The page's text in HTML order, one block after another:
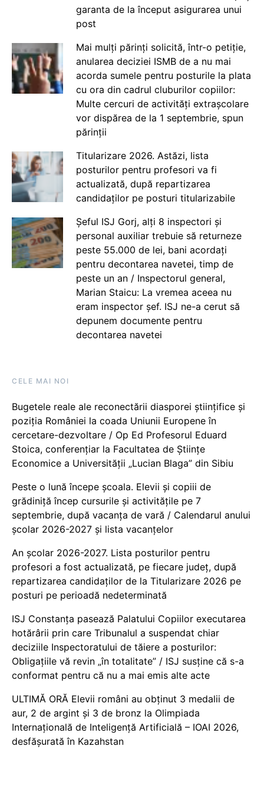
garanta de la început asigurarea unui
post
Mai mulți părinți solicită, într-o petiție,
anularea deciziei ISMB de a nu mai
acorda sumele pentru posturile la plata
cu ora din cadrul cluburilor copiilor:
Multe cercuri de activități extrașcolare
vor dispărea de la 1 septembrie, spun
părinții
Titularizare 2026. Astăzi, lista
posturilor pentru profesori va fi
actualizată, după repartizarea
candidaților pe posturi titularizabile
Șeful ISJ Gorj, alți 8 inspectori și
personal auxiliar trebuie să returneze
peste 55.000 de lei, bani acordați
pentru decontarea navetei, timp de
peste un an / Inspectorul general,
Marian Staicu: La vremea aceea nu
eram inspector șef. ISJ ne-a cerut să
depunem documente pentru
decontarea navetei
CELE MAI NOI
Bugetele reale ale reconectării diasporei științifice și
poziția României la coada Uniunii Europene în
cercetare-dezvoltare / Op Ed Profesorul Eduard
Stoica, conferențiar la Facultatea de Științe
Economice a Universității „Lucian Blaga” din Sibiu
Peste o lună începe școala. Elevii și copiii de
grădiniță încep cursurile și activitățile pe 7
septembrie, după vacanța de vară / Calendarul anului
școlar 2026-2027 și lista vacanțelor
An școlar 2026-2027. Lista posturilor pentru
profesori a fost actualizată, pe fiecare județ, după
repartizarea candidaților de la Titularizare 2026 pe
posturi pe perioadă nedeterminată
ISJ Constanța pasează Palatului Copiilor executarea
hotărârii prin care Tribunalul a suspendat chiar
deciziile Inspectoratului de tăiere a posturilor:
Obligațiile vă revin „în totalitate” / ISJ susține că s-a
conformat pentru că nu a mai emis alte acte
ULTIMĂ ORĂ Elevii români au obținut 3 medalii de
aur, 2 de argint și 3 de bronz la Olimpiada
Internațională de Inteligență Artificială – IOAI 2026,
desfășurată în Kazahstan